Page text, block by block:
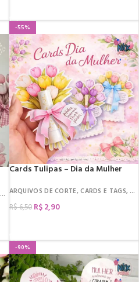
DATAS COMEMORATIVAS, DIA DA MULHER,
-55%
Cards Tulipas – Dia da Mulher
ARQUIVOS DE CORTE,CARDS E TAGS,
R$6,50 R$2,90
-90%